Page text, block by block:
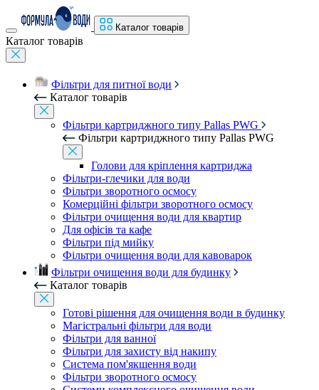
Каталог товарів
Каталог товарів
Фільтри для питної води
Каталог товарів
Фільтри картриджного типу Pallas PWG
Фільтри картриджного типу Pallas PWG
Голови для кріплення картриджа
Фільтри-глечики для води
Фільтри зворотного осмосу
Комерційні фільтри зворотного осмосу
Фільтри очищення води для квартир
Для офісів та кафе
Фільтри під мийку
Фільтри очищення води для кавоварок
Фільтри очищення води для будинку
Каталог товарів
Готові рішення для очищення води в будинку
Магістральні фільтри для води
Фільтри для ванної
Фільтри для захисту від накипу
Система пом'якшення води
Фільтри зворотного осмосу